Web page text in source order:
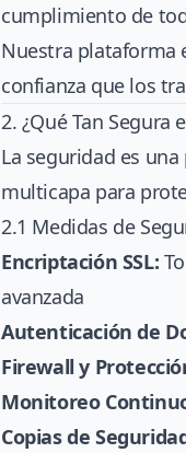
cumplimiento de
Nuestra plataforma
confianza que los
2. ¿Qué Tan Segura
La seguridad es
multicapa para
2.1 Medidas de
Encriptación SSL:
avanzada
Autenticación de
Firewall y
Monitoreo
Copias de